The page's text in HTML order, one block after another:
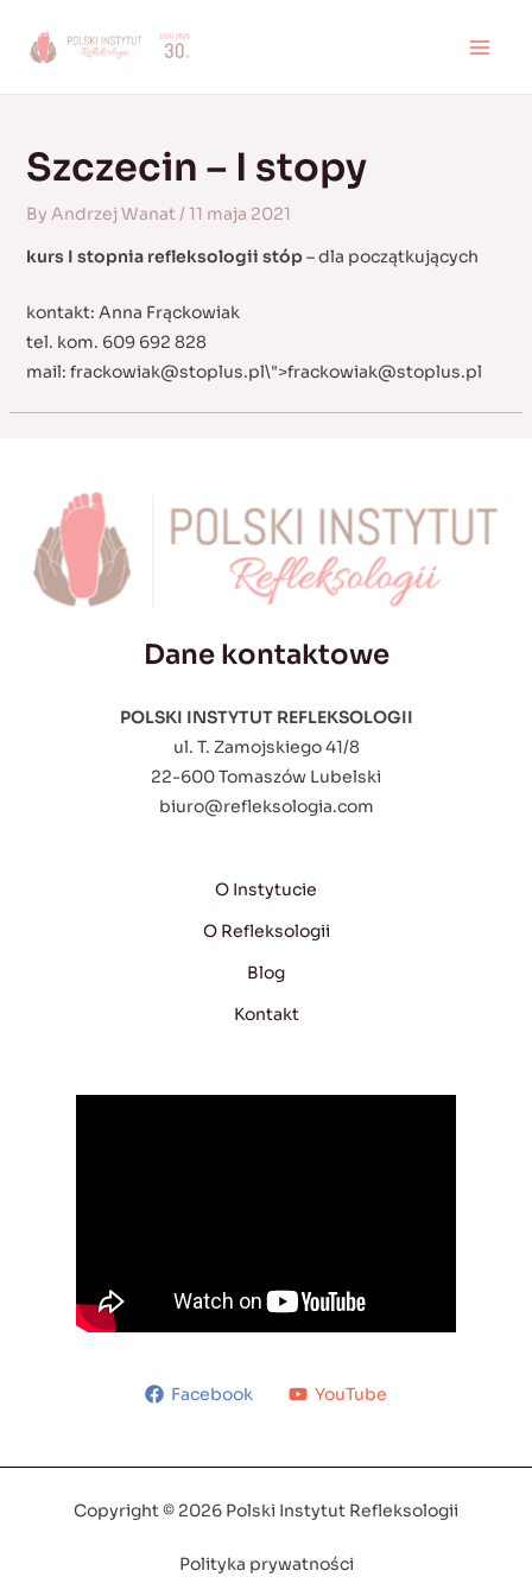
Szczecin – I stopy
By Andrzej Wanat/11 maja 2021
kurs I stopnia refleksologii stóp– dla początkujących
kontakt: Anna Frąckowiak
tel. kom. 609 692 828
mail: frackowiak@stoplus.pl\">frackowiak@stoplus.pl
Dane kontaktowe
POLSKI INSTYTUT REFLEKSOLOGII
ul. T. Zamojskiego 41/8
22-600 Tomaszów Lubelski
biuro@refleksologia.com
O Instytucie
O Refleksologii
Blog
Kontakt
Facebook YouTube
Copyright © 2026 Polski Instytut Refleksologii
Polityka prywatności